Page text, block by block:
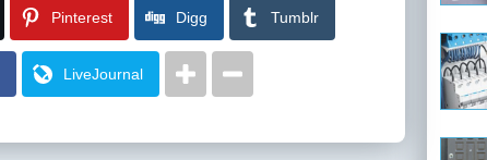
Pinterest Digg Tumblr
LiveJournal